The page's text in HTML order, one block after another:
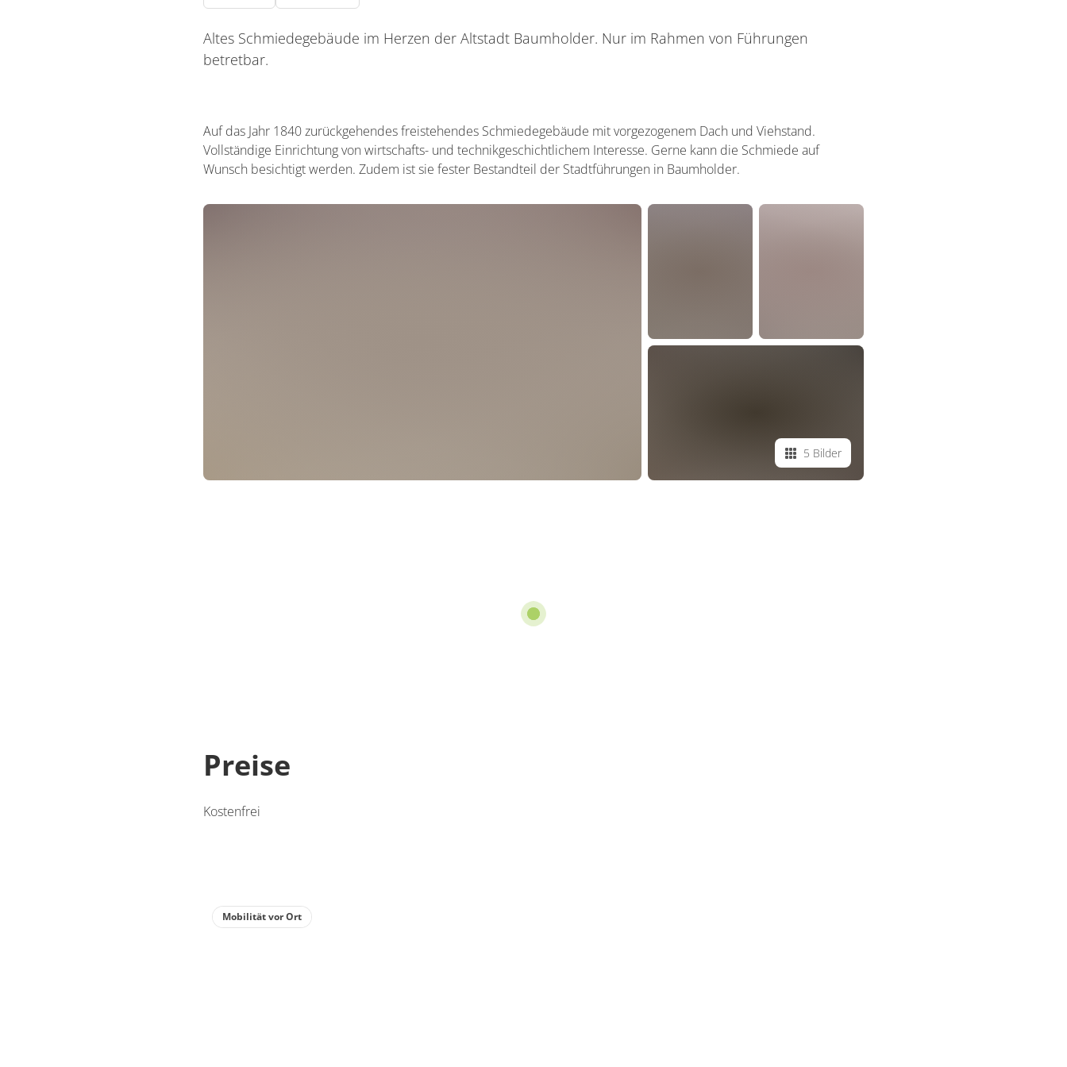
Altes Schmiedegebäude im Herzen der Altstadt Baumholder. Nur im Rahmen von Führungen
betretbar.
Auf das Jahr 1840 zurückgehendes freistehendes Schmiedegebäude mit vorgezogenem Dach und Viehstand.
Vollständige Einrichtung von wirtschafts- und technikgeschichtlichem Interesse. Gerne kann die Schmiede auf
Wunsch besichtigt werden. Zudem ist sie fester Bestandteil der Stadtführungen in Baumholder.
5 Bilder
Preise
Kostenfrei
Mobilität vor Ort